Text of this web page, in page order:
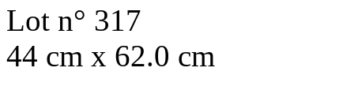
Lot n° 317
44 cm x 62.0 cm